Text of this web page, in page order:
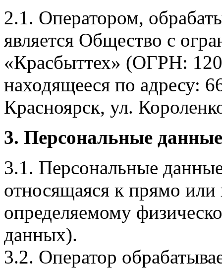
2.1. Оператором,
является Общество с
«Красбыттех» (ОГРН:
находящееся по адресу:
Красноярск, ул.
3. Персональные
3.1. Персональные
относящаяся к прямо
определяемому
данных).
3.2. Оператор